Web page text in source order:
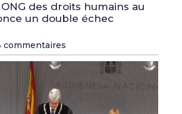
des droits humains au
un double échec
commentaires